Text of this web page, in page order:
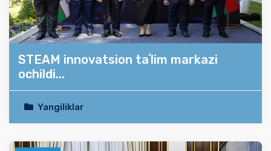
STEAM innovatsion taʼlim markazi
ochildi...
Yangiliklar